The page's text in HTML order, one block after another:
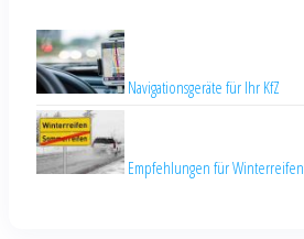
Navigationsgeräte für Ihr KfZ
Empfehlungen für Winterreifen